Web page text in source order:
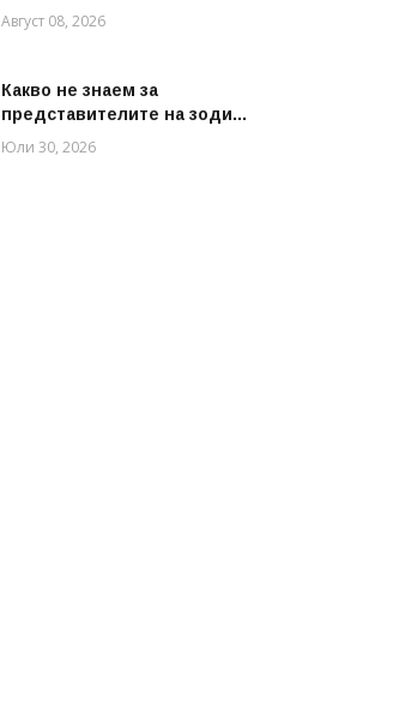
Август 08, 2026
Какво не знаем за
представителите на зоди...
Юли 30, 2026